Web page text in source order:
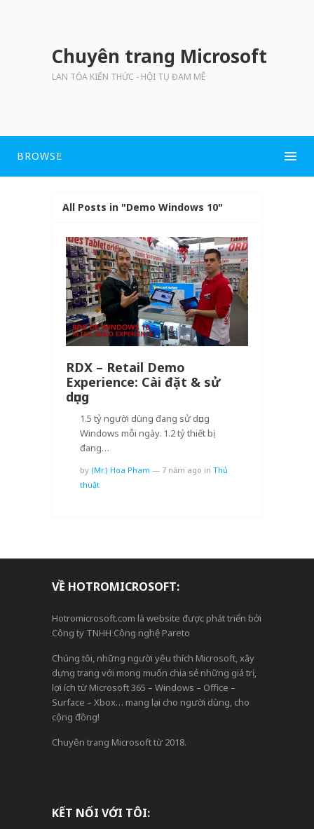
Chuyên trang Microsoft
LAN TỎA KIẾN THỨC - HỘI TỤ ĐAM MÊ
BROWSE
All Posts in "Demo Windows 10"
RDX – Retail Demo
Experience: Cài đặt & sử
dụng
1.5 tỷ người dùng đang sử dụng
Windows mỗi ngày. 1.2 tỷ thiết bị
đang…
by (Mr.) Hoa Pham — 7 năm ago in Thủ
thuật
VỀ HOTROMICROSOFT:
Hotromicrosoft.com là website được phát triển bởi
Công ty TNHH Công nghệ Pareto
Chúng tôi, những người yêu thích Microsoft, xây
dựng trang với mong muốn chia sẻ những giá trị,
lợi ích từ Microsoft 365 – Windows – Office –
Surface – Xbox… mang lại cho người dùng, cho
cộng đồng!
Chuyên trang Microsoft từ 2018.
KẾT NỐI VỚI TÔI: